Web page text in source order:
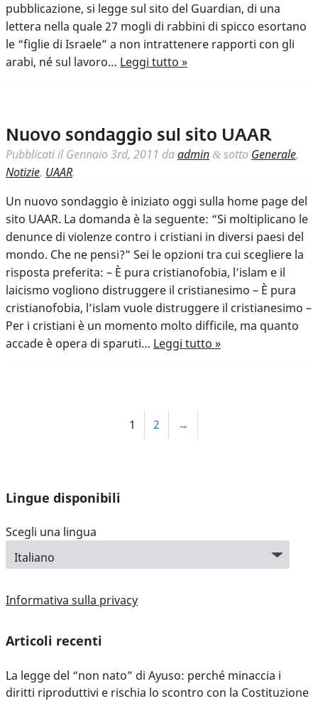
pubblicazione, si legge sul sito del Guardian, di una
lettera nella quale 27 mogli di rabbini di spicco esortano
le “figlie di Israele” a non intrattenere rapporti con gli
arabi, né sul lavoro… Leggi tutto »
Nuovo sondaggio sul sito UAAR
Pubblicati ilGennaio 3rd, 2011 daadmin & sotto Generale,
Notizie, UAAR.
Un nuovo sondaggio è iniziato oggi sulla home page del
sito UAAR. La domanda è la seguente: “Si moltiplicano le
denunce di violenze contro i cristiani in diversi paesi del
mondo. Che ne pensi?” Sei le opzioni tra cui scegliere la
risposta preferita: – È pura cristianofobia, l’islam e il
laicismo vogliono distruggere il cristianesimo – È pura
cristianofobia, l’islam vuole distruggere il cristianesimo –
Per i cristiani è un momento molto difficile, ma quanto
accade è opera di sparuti… Leggi tutto »
1 2 →
Lingue disponibili
Scegli una lingua
Informativa sulla privacy
Articoli recenti
La legge del “non nato” di Ayuso: perché minaccia i
diritti riproduttivi e rischia lo scontro con la Costituzione